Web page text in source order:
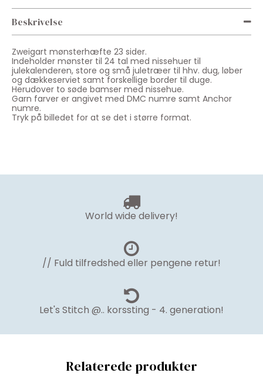
Beskrivelse
Zweigart mønsterhæfte 23 sider.
Indeholder mønster til 24 tal med nissehuer til
julekalenderen, store og små juletræer til hhv. dug, løber
og dækkeserviet samt forskellige border til duge.
Herudover to søde bamser med nissehue.
Garn farver er angivet med DMC numre samt Anchor
numre.
Tryk på billedet for at se det i større format.
World wide delivery!
// Fuld tilfredshed eller pengene retur!
Let's Stitch @.. korssting - 4. generation!
Relaterede produkter